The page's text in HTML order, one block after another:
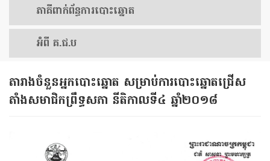
​ភាគីពាក់ព័ន្ធ​​ការ​បោះឆ្នោត
អំពី គ.ជ.ប
តារាង​ចំនួន​អ្នក​បោះឆ្នោត​ សម្រាប់​ការ​បោះឆ្នោត​ជ្រើស
តាំង​សមាជិក​ព្រឹទ្ធសភា នីតិកាលទី​៤ ឆ្នាំ​២០១៨